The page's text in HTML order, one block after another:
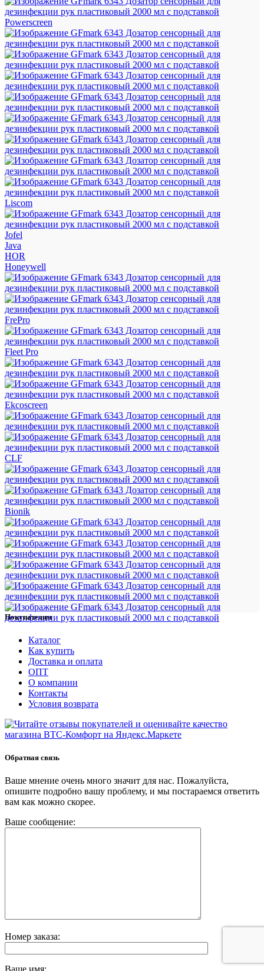
Powerscreen
Liscom
Jofel
Java
HOR
Honeywell
FrePro
Fleet Pro
Ekcoscreen
CLF
Bionik
Покупателям
Каталог
Как купить
Доставка и оплата
ОПТ
О компании
Контакты
Условия возврата
Обратная связь
Ваше мнение очень много значит для нас. Пожалуйста,
опишите подробно вашу проблему, и мы постараемся ответить
вам как можно скорее.
Ваше сообщение:
Номер заказа: